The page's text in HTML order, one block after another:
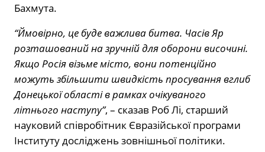
Бахмута.
“Ймовірно, це буде важлива битва. Часів Яр
розташований на зручній для оборони височині.
Якщо Росія візьме місто, вони потенційно
можуть збільшити швидкість просування вглиб
Донецької області в рамках очікуваного
літнього наступу”, – сказав Роб Лі, старший
науковий співробітник Євразійської програми
Інституту досліджень зовнішньої політики.